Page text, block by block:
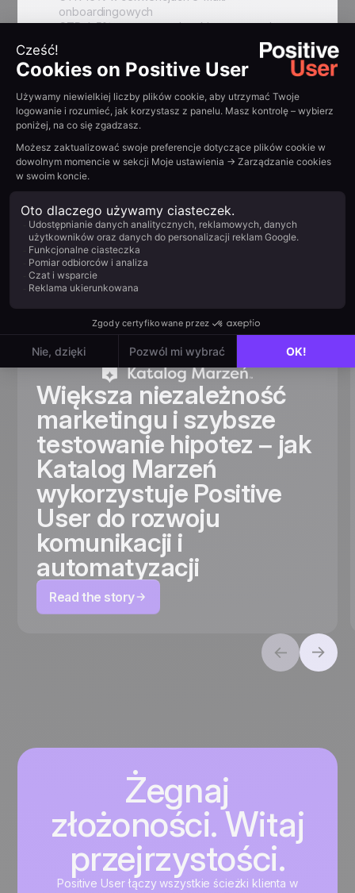
Example H2
onboardingowych
CTR 4,5% w pop-upach ankiet zwrotnych
Znacznie poprawiona konwersja trial-to-paid
Precyzyjniejsza segmentacja behawioralna
umożliwiła trafniejszą komunikację
Read othercustomer
stories
Większa niezależność
marketingu i szybsze
testowanie hipotez – jak
Katalog Marzeń
wykorzystuje Positive
User do rozwoju
komunikacji i
automatyzacji
Read the story
Żegnaj
złożoności. Witaj
przejrzystości.
Positive User łączy wszystkie ścieżki klienta w